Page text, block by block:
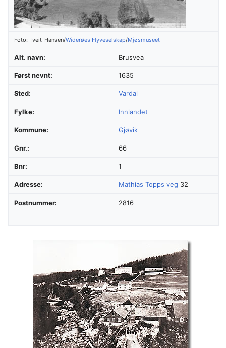
Foto: Tveit-Hansen/Widerøes Flyveselskap/Mjøsmuseet
Alt. navn: Brusvea
Først nevnt: 1635
Sted: Vardal
Fylke: Innlandet
Kommune: Gjøvik
Gnr.: 66
Bnr: 1
Adresse: Mathias Topps veg 32
Postnummer: 2816